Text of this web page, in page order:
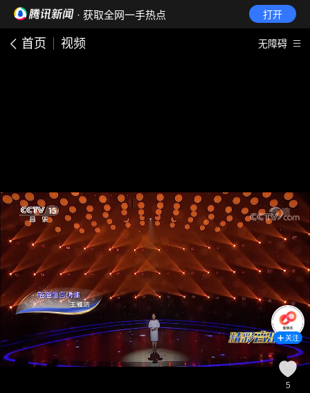
· 获取全网一手热点 打开
首页 视频 无障碍
关注
5